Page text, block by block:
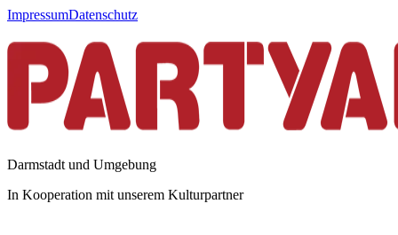
ImpressumDatenschutz
Darmstadt und Umgebung
In Kooperation mit unserem Kulturpartner